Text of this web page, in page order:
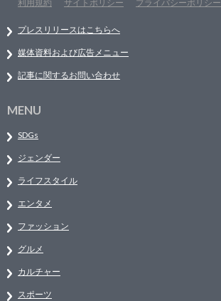
利用規約
サイトポリシー プライバシーポリシー
プレスリリースはこちらへ
媒体資料および広告メニュー
記事に関するお問い合わせ
MENU
SDGs
ジェンダー
ライフスタイル
エンタメ
ファッション
グルメ
カルチャー
スポーツ